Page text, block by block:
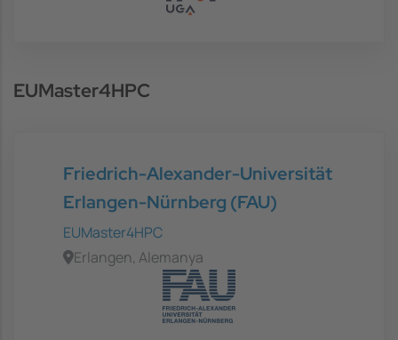
EUMaster4HPC
Friedrich-Alexander-Universität
Erlangen-Nürnberg (FAU)
EUMaster4HPC
Erlangen, Alemanya